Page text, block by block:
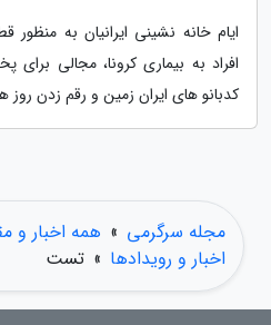
ایام خانه نشینی ایرانیان به منظور
افراد به بیماری کرونا، مجالی
کدبانو های ایران زمین و رقم زدن
مجله سرگرمی » همه اخبار و
اخبار و رویدادها » تست